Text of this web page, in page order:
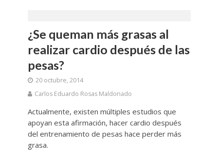
¿Se queman más grasas al
realizar cardio después de las
pesas?
20 octubre, 2014
Carlos Eduardo Rosas Maldonado
Actualmente, existen múltiples estudios que
apoyan esta afirmación, hacer cardio después
del entrenamiento de pesas hace perder más
grasa.